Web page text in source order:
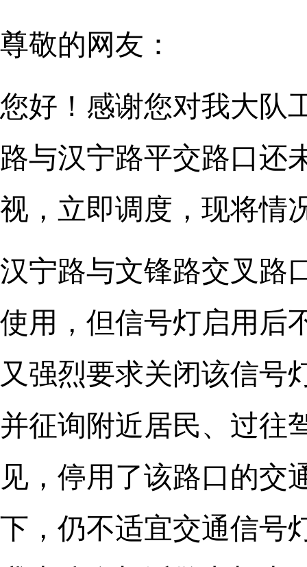
尊敬的网友：
您好！感谢您对我大队
路与汉宁路平交路口还
视，立即调度，现将情
汉宁路与文锋路交叉路
使用，但信号灯启用后
又强烈要求关闭该信号
并征询附近居民、过往
见，停用了该路口的交
下，仍不适宜交通信号